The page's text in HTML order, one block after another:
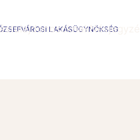
Névjegyzék
LAKÁSÜGYNÖKSÉG